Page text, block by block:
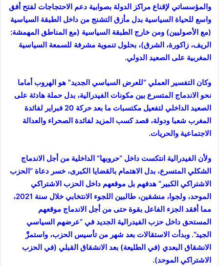
والمؤسساتي لإقناع مراكز الدولة بصوابية دعم الاحتجاجات لفتح أفق
واسع للحياة السياسية بدل مأزق التشنج من داخل الطبقة السياسية
(مع الأصوليين) ومن خارج الطبقة السياسية (مع المناطق المهمشة:
الريف، زاكورة، الشرق)، بحلول تنموية مشرفة للسمعة السياسية
المغربية على الصعيد الدولي.
وكان التفسير العملي “للعرض السياسي الجديد” هو الهروب أماما
نحو الاندماج المتسرع بين مكونات الفيدرالية، بدل حملة هادئة على
الصعيد الداخلي لتفعيل مكتسبات ما بعد حركة 20 فبراير لفائدة
المغرب شعبا ودولة، قصد كسب المزيد لفائدة الصحراء والعدالة
الاجتماعية والحريات.
ولأن الفيدرالية انتكست داخل “حروبها” الداخلية من أجل الاندماج
الشكلي المتسرع، بدل الاهتمام بالقضايا الكبرى، خسر دعاة “الحزب
الاشتراكي الكبير” هدفهم بل موقعهم داخل الحزب الاشتراكي
الموحد، ولجوا، منشقين، طالبين اللجوء الانتخابي خلال سنة 2021،
مما أفقد الجزء الفاعل بقوة حتى من أجل الاندماج موقعهم
المستحق داخل حزب الفيدرالية الجديد في “عرضهم السياسي
الجيد”. وبدأت الاستقالات بعد شهر من تأسيس الحزب، واستمرَّ
الانشقاق البعدي (في الطليعة) بعد الانشقاق القبلي (في الحزب
الاشتراكي الموحد).